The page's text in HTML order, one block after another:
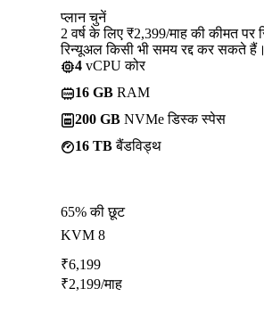
प्लान चुनें
2 वर्ष के लिए ₹2,399/माह की कीमत पर
रिन्यूअल किसी भी समय रद्द कर सकते हैं।
4 vCPU कोर
16 GB RAM
200 GB NVMe डिस्क स्पेस
16 TBबैंडविड्थ
65% की छूट
KVM 8
₹6,199
₹2,199/माह